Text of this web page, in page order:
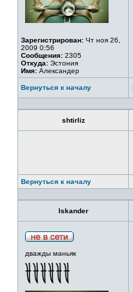
Зарегистрирован: Чт ноя 26,
2009 0:56
Сообщения: 2305
Откуда: Эстония
Имя: Александер
Вернуться к началу
shtirliz
Вернуться к началу
Iskander
дважды маньяк